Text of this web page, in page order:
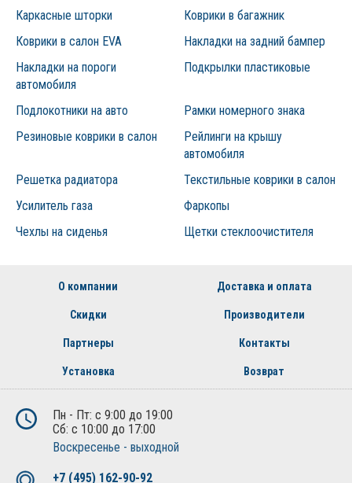
Каркасные шторки
Коврики в багажник
Коврики в салон EVA
Накладки на задний бампер
Накладки на пороги
автомобиля
Подкрылки пластиковые
Подлокотники на авто
Рамки номерного знака
Резиновые коврики в салон
Рейлинги на крышу
автомобиля
Решетка радиатора
Текстильные коврики в салон
Усилитель газа
Фаркопы
Чехлы на сиденья
Щетки стеклоочистителя
О компании Доставка и оплата
Скидки Производители
Партнеры Контакты
Установка Возврат
Пн - Пт: с 9:00 до 19:00
Сб: с 10:00 до 17:00
Воскресенье - выходной
+7 (495) 162-90-92